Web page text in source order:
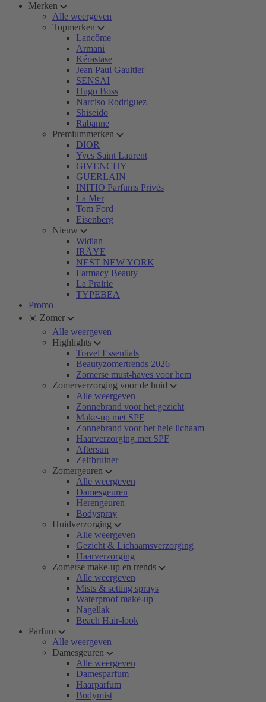
Merken
Alle weergeven
Topmerken
Lancôme
Armani
Kérastase
Jean Paul Gaultier
SENSAI
Hugo Boss
Narciso Rodriguez
Shiseido
Rabanne
Premiummerken
DIOR
Yves Saint Laurent
GIVENCHY
GUERLAIN
INITIO Parfums Privés
La Mer
Tom Ford
Eisenberg
Nieuw
Widian
IRÄYE
NEST NEW YORK
Farmacy Beauty
La Prairie
TYPEBEA
Promo
☀️ Zomer
Alle weergeven
Highlights
Travel Essentials
Beautyzomertrends 2026
Zomerse must-haves voor hem
Zomerverzorging voor de huid
Alle weergeven
Zonnebrand voor het gezicht
Make-up met SPF
Zonnebrand voor het hele lichaam
Haarverzorging met SPF
Aftersun
Zelfbruiner
Zomergeuren
Alle weergeven
Damesgeuren
Herengeuren
Bodyspray
Huidverzorging
Alle weergeven
Gezicht & Lichaamsverzorging
Haarverzorging
Zomerse make-up en trends
Alle weergeven
Mists & setting sprays
Waterproof make-up
Nagellak
Beach Hair-look
Parfum
Alle weergeven
Damesgeuren
Alle weergeven
Damesparfum
Haarparfum
Bodymist